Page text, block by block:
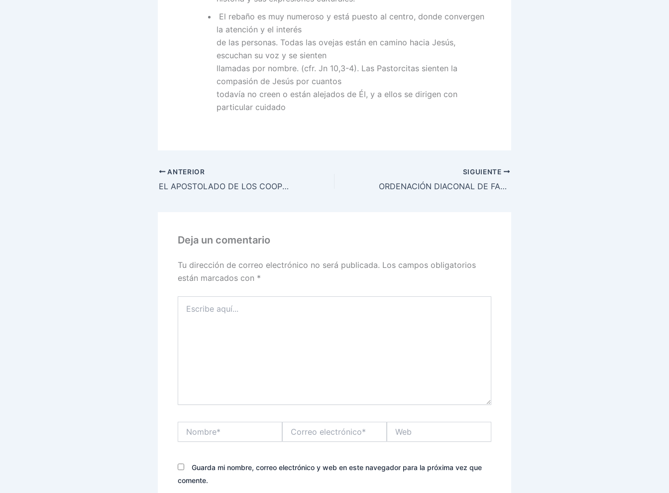
El rebaño es muy numeroso y está puesto al centro, donde convergen
la atención y el interés
de las personas. Todas las ovejas están en camino hacia Jesús,
escuchan su voz y se sienten
llamadas por nombre. (cfr. Jn 10,3-4). Las Pastorcitas sienten la
compasión de Jesús por cuantos
todavía no creen o están alejados de Él, y a ellos se dirigen con
particular cuidado
ANTERIOR
EL APOSTOLADO DE LOS COOPERADORES
SIGUIENTE
ORDENACIÓN DIACONAL DE FARUD IGNACIO BRÍÑEZ
Deja un comentario
Tu dirección de correo electrónico no será publicada. Los campos obligatorios
están marcados con *
aquí...
electrónico*
Guarda mi nombre, correo electrónico y web en este navegador para la próxima vez que
comente.